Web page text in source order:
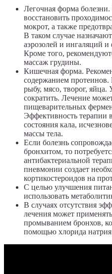
Легочная форма болезни.
восстановить
мокрот, а также
В таком случае
аэрозолей и ингаляций и
Кроме того,
массаж грудины.
Кишечная форма.
содержанием протеинов.
рыбу, мясо, творог,
сократить. Лечение
пищеварительных
Эффективность терапии
состояния кала,
массы тела.
Если болезнь
бронхитом, то
антибактериальной
пневмонии создает
кортикостероидов на
С целью улучшения
использовать
В случаях отсутствия
лечения может
промыванием бронхов,
помощью хлорида